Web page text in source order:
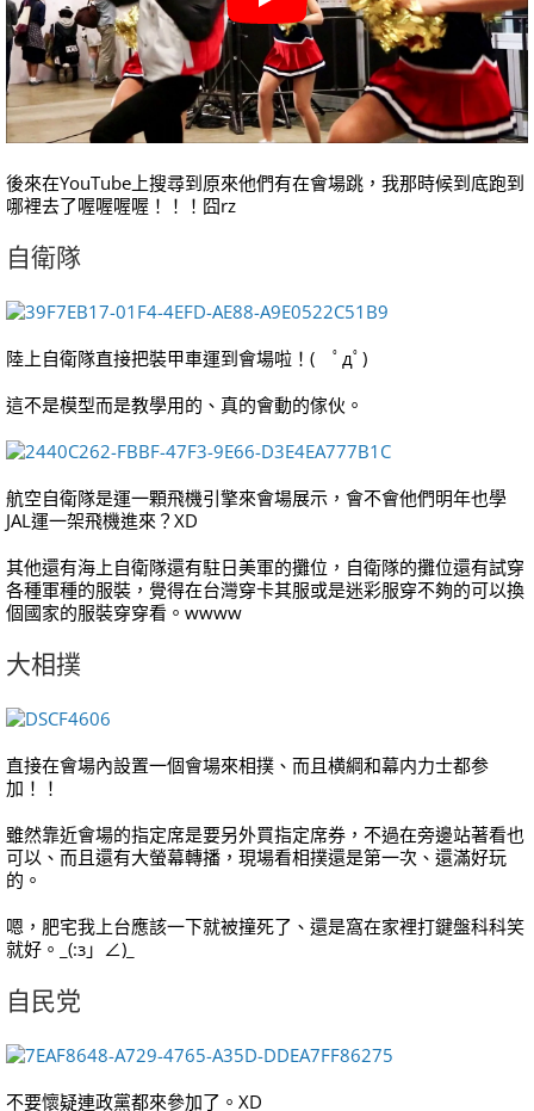
後來在YouTube上搜尋到原來他們有在會場跳，我那時候到底跑到
哪裡去了喔喔喔喔！！！囧rz
自衛隊
陸上自衛隊直接把裝甲車運到會場啦！( ﾟдﾟ)
這不是模型而是教學用的、真的會動的傢伙。
航空自衛隊是運一顆飛機引擎來會場展示，會不會他們明年也學
JAL運一架飛機進來？XD
其他還有海上自衛隊還有駐日美軍的攤位，自衛隊的攤位還有試穿
各種軍種的服裝，覺得在台灣穿卡其服或是迷彩服穿不夠的可以換
個國家的服裝穿穿看。wwww
大相撲
直接在會場內設置一個會場來相撲、而且横綱和幕内力士都参
加！！
雖然靠近會場的指定席是要另外買指定席券，不過在旁邊站著看也
可以、而且還有大螢幕轉播，現場看相撲還是第一次、還滿好玩
的。
嗯，肥宅我上台應該一下就被撞死了、還是窩在家裡打鍵盤科科笑
就好。_(:з」∠)_
自民党
不要懷疑連政黨都來參加了。XD